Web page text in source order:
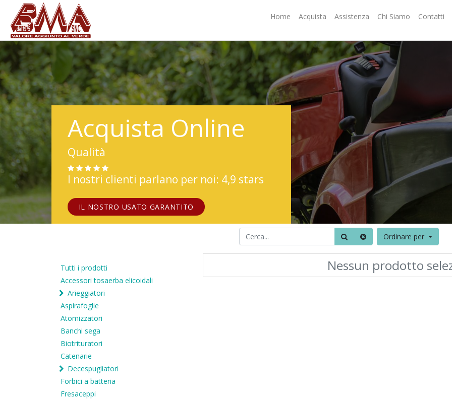
Home Acquista Assistenza Chi Siamo Contatti
Acquista Online
Qualità
I nostri clienti parlano per noi: 4,9 stars
IL NOSTRO USATO GARANTITO
Ordinare per
Tutti i prodotti
Accessori tosaerba elicoidali
Arieggiatori
Aspirafoglie
Atomizzatori
Banchi sega
Biotrituratori
Catenarie
Decespugliatori
Forbici a batteria
Fresaceppi
Nessun prodotto